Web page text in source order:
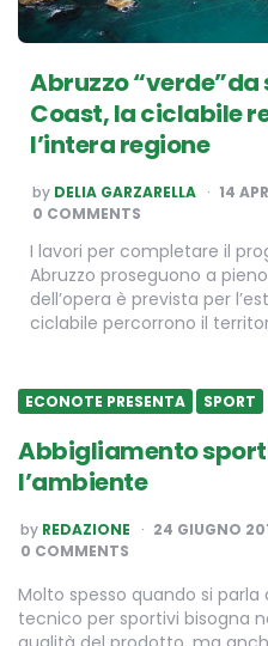
Abruzzo “verde”da
Coast, la ciclabile
l’intera regione
POSTED
BY
by DELIA GARZARELLA 14
0 COMMENTS
I lavori per completare il
Abruzzo proseguono a
dell’opera è prevista per
ciclabile percorrono il
ECONOTE PRESENTA SPORT
Abbigliamento
l’ambiente
POSTED
BY
by REDAZIONE 24 GIUGNO
0 COMMENTS
Molto spesso quando si
tecnico per sportivi bisogna